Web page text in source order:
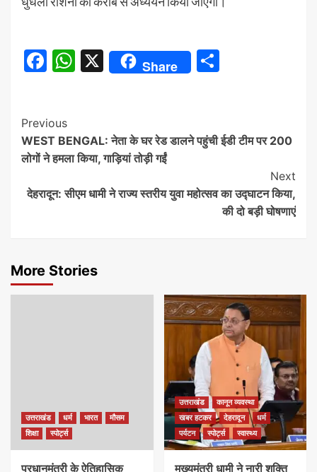
Facebook
WhatsApp
X Share
Continue
Reading
Previous
WEST BENGAL: नेता के घर रेड डालने पहुंची ईडी टीम पर 200
लोगों ने हमला किया, गाड़ियां तोड़ी गईं
Next
देहरादून: सीएम धामी ने राज्य स्तरीय युवा महोत्सव का उद्घाटन किया,
की दो बड़ी घोषणाएं
More Stories
उत्तराखंड धर्म भारत
मौसम
शिक्षा
स्पोर्ट्स
प्रधानमंत्री के ऐतिहासिक
उत्तराखंड
कानून व्यवस्था
खबर हटकर
देहरादून
धर्म
पर्यटन
स्पोर्ट्स स्वास्थ्य
मुख्यमंत्री धामी ने नारी शक्ति